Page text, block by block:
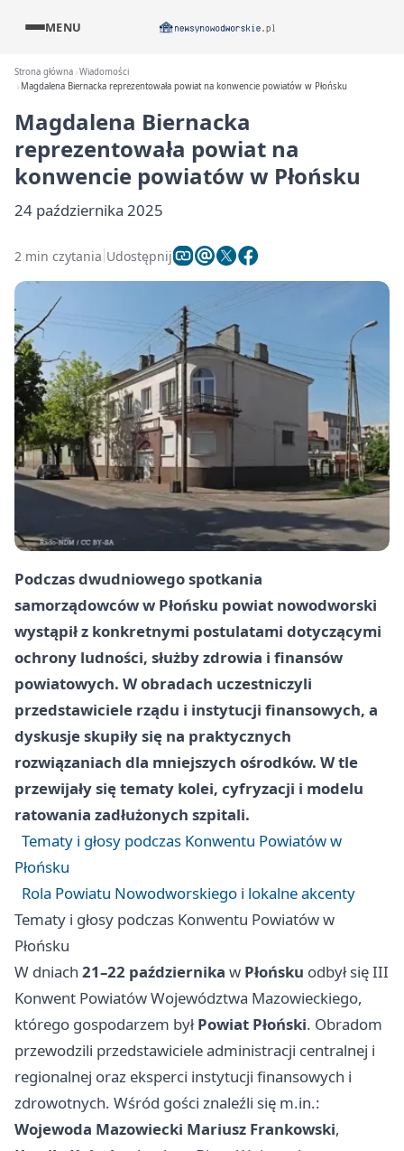
MENU
Strona główna Wiadomości
Magdalena Biernacka reprezentowała powiat na konwencie powiatów w Płońsku
Magdalena Biernacka
reprezentowała powiat na
konwencie powiatów w Płońsku
24 października 2025
2 min czytania Udostępnij
Podczas dwudniowego spotkania
samorządowców w Płońsku powiat nowodworski
wystąpił z konkretnymi postulatami dotyczącymi
ochrony ludności, służby zdrowia i finansów
powiatowych. W obradach uczestniczyli
przedstawiciele rządu i instytucji finansowych, a
dyskusje skupiły się na praktycznych
rozwiązaniach dla mniejszych ośrodków. W tle
przewijały się tematy kolei, cyfryzacji i modelu
ratowania zadłużonych szpitali.
Tematy i głosy podczas Konwentu Powiatów w
Płońsku
Rola Powiatu Nowodworskiego i lokalne akcenty
Tematy i głosy podczas Konwentu Powiatów w
Płońsku
W dniach 21–22 października w Płońsku odbył się III
Konwent Powiatów Województwa Mazowieckiego,
którego gospodarzem byłPowiat Płoński. Obradom
przewodzili przedstawiciele administracji centralnej i
regionalnej oraz eksperci instytucji finansowych i
zdrowotnych. Wśród gości znaleźli się m.in.:
Wojewoda Mazowiecki Mariusz Frankowski,